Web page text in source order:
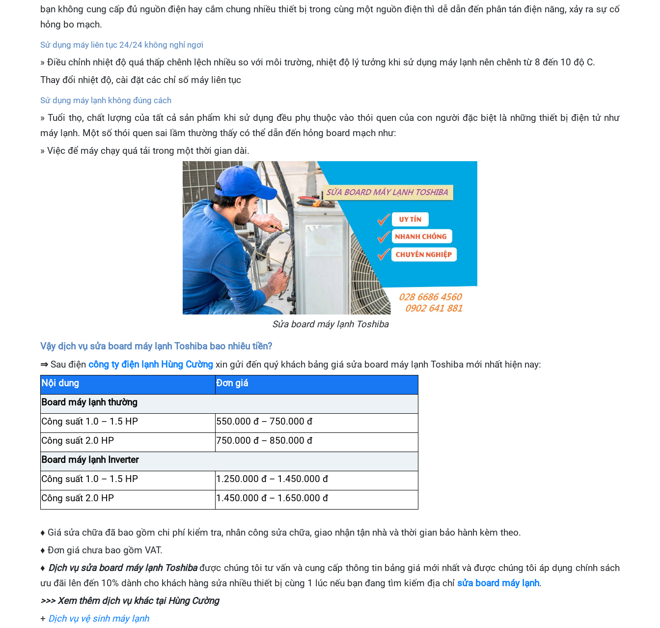
bạn không cung cấp đủ nguồn điện hay cắm chung nhiều thiết bị trong cùng một nguồn điện thì dễ dẫn đến phân tán điện năng, xảy ra sự cố
hỏng bo mạch.
Sử dụng máy liên tục 24/24 không nghỉ ngơi
» Điều chỉnh nhiệt độ quá thấp chênh lệch nhiều so với môi trường, nhiệt độ lý tưởng khi sử dụng máy lạnh nên chênh từ 8 đến 10 độ C.
Thay đổi nhiệt độ, cài đặt các chỉ số máy liên tục
Sử dụng máy lạnh không đúng cách
» Tuổi thọ, chất lượng của tất cả sản phẩm khi sử dụng đều phụ thuộc vào thói quen của con người đặc biệt là những thiết bị điện tử như
máy lạnh. Một số thói quen sai lầm thường thấy có thể dẫn đến hỏng board mạch như:
» Việc để máy chạy quá tải trong một thời gian dài.
Sửa board máy lạnh Toshiba
Vậy dịch vụ sửa board máy lạnh Toshiba bao nhiêu tiền?
⇒ Sau điện công ty điện lạnh Hùng Cường xin gửi đến quý khách bảng giá sửa board máy lạnh Toshiba mới nhất hiện nay:
Nội dung
Đơn giá
Board máy lạnh thường
Công suất 1.0 – 1.5 HP
550.000 đ – 750.000 đ
Công suất 2.0 HP
750.000 đ – 850.000 đ
Board máy lạnh Inverter
Công suất 1.0 – 1.5 HP
1.250.000 đ – 1.450.000 đ
Công suất 2.0 HP
1.450.000 đ – 1.650.000 đ
♦ Giá sửa chữa đã bao gồm chi phí kiểm tra, nhân công sửa chữa, giao nhận tận nhà và thời gian bảo hành kèm theo.
♦ Đơn giá chưa bao gồm VAT.
♦ Dịch vụ sửa board máy lạnh Toshibađược chúng tôi tư vấn và cung cấp thông tin bảng giá mới nhất và được chúng tôi áp dụng chính sách
ưu đãi lên đến 10% dành cho khách hàng sửa nhiều thiết bị cùng 1 lúc nếu bạn đang tìm kiếm địa chỉ sửa board máy lạnh.
>>> Xem thêm dịch vụ khác tại Hùng Cường
+ Dịch vụ vệ sinh máy lạnh